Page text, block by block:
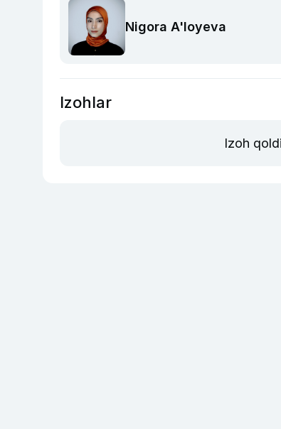
Nigora A'loyeva
Izohlar
Izoh